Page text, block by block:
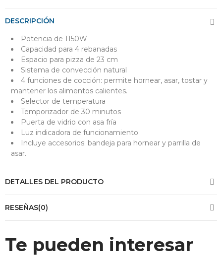
DESCRIPCIÓN
Potencia de 1150W
Capacidad para 4 rebanadas
Espacio para pizza de 23 cm
Sistema de convección natural
4 funciones de cocción: permite hornear, asar, tostar y
mantener los alimentos calientes.
Selector de temperatura
Temporizador de 30 minutos
Puerta de vidrio con asa fría
Luz indicadora de funcionamiento
Incluye accesorios: bandeja para hornear y parrilla de
asar.
DETALLES DEL PRODUCTO
RESEÑAS(0)
Te pueden interesar